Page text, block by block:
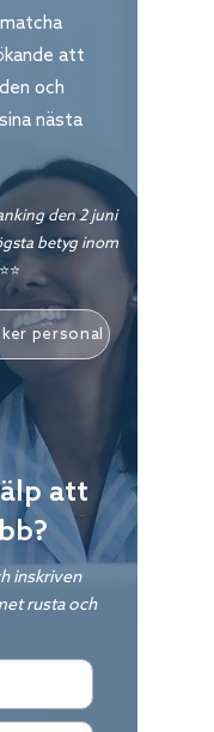
att
och
nästa
den 2 juni
betyg inom
personal
att
inskriven
rusta och